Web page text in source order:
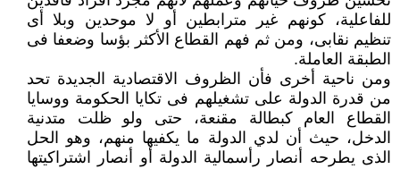
للفاعلية، كونهم غير مترابطين أو لا موحدين وبلا أى
تنظيم نقابى، ومن ثم فهم القطاع الأكثر بؤسا وضعفا فى
الطبقة العاملة.
ومن ناحية أخرى فأن الظروف الاقتصادية الجديدة تحد
من قدرة الدولة على تشغيلهم فى تكايا الحكومة ووسايا
القطاع العام كبطالة مقنعة، حتى ولو ظلت متدنية
الدخل، حيث أن لدي الدولة ما يكفيها منهم، وهو الحل
الذى يطرحه أنصار رأسمالية الدولة أو أنصار اشتراكيتها